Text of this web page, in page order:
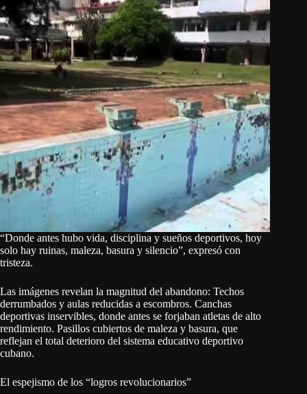
“Donde antes hubo vida, disciplina y sueños deportivos, hoy
solo hay ruinas, maleza, basura y silencio”, expresó con
tristeza.
Las imágenes revelan la magnitud del abandono: Techos
derrumbados y aulas reducidas a escombros. Canchas
deportivas inservibles, donde antes se forjaban atletas de alto
rendimiento. Pasillos cubiertos de maleza y basura, que
reflejan el total deterioro del sistema educativo deportivo
cubano.
El espejismo de los “logros revolucionarios”